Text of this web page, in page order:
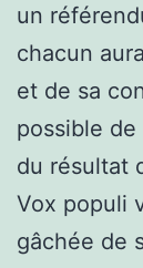
un
chacun
et de sa
possible
du résultat
Vox populi
gâchée de